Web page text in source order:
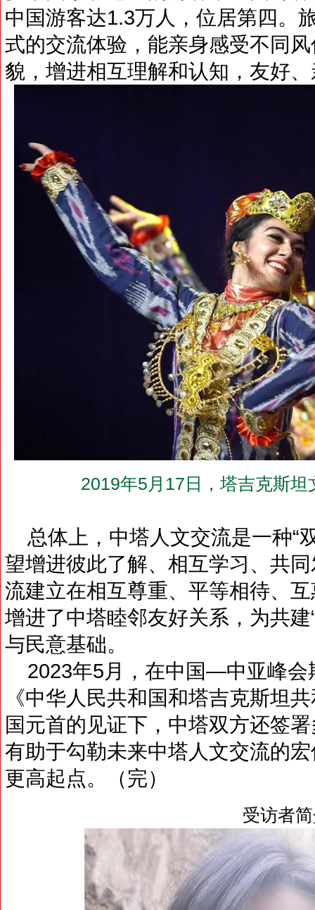
中国游客达1.3万人，位居第四。
式的交流体验，能亲身感受不同
貌，增进相互理解和认知，友好
2019年5月17日，塔吉克斯
总体上，中塔人文交流是一种“
望增进彼此了解、相互学习、共
流建立在相互尊重、平等相待、
增进了中塔睦邻友好关系，为共
与民意基础。
2023年5月，在中国—中亚峰会
《中华人民共和国和塔吉克斯坦
国元首的见证下，中塔双方还签
有助于勾勒未来中塔人文交流的
更高起点。（完）
受访者